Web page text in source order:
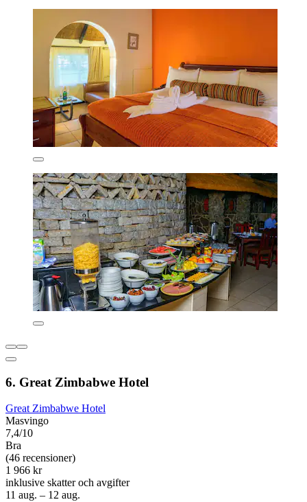
6. Great Zimbabwe Hotel
Great Zimbabwe Hotel
Masvingo
7,4/10
Bra
(46 recensioner)
1 966 kr
inklusive skatter och avgifter
11 aug. – 12 aug.